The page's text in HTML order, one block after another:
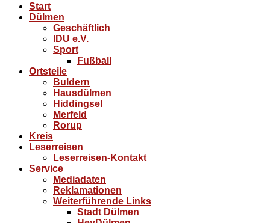
Start
Dülmen
Geschäftlich
IDU e.V.
Sport
Fußball
Ortsteile
Buldern
Hausdülmen
Hiddingsel
Merfeld
Rorup
Kreis
Leserreisen
Leserreisen-Kontakt
Service
Mediadaten
Reklamationen
Weiterführende Links
Stadt Dülmen